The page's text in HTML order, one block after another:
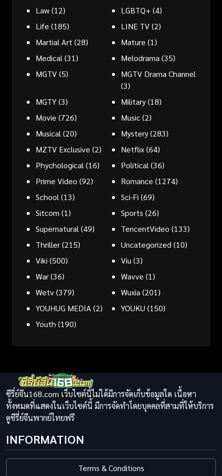
Law(12) LGBTQ+ (4)
Life (185) LINE TV(2)
Martial Art (28) Mature (1)
Medical (31) Melodrama (35)
MGTV(5)
MGTV Drama Channel
(3)
MGTY(3) Military(18)
Movie (726) Music(2)
Musical (20) Mystery(283)
MZTV Exclusive (2) Netflix(64)
Phychological (16) Political (36)
Prime Video (92) Romance (1274)
School (13) Sci-Fi (69)
Sitcom (1) Sports (26)
Supernatural (49) TencentVideo (133)
Thriller(215) Uncategorized (10)
Viki (500) Viu (3)
War(36) Wavve (1)
Wetv(379) Wuxia (201)
YOUHUG MEDIA (2) YOUKU (150)
Youth (190)
ซีรี่ย์จีน168.com เว็บไซต์นี้ไม่ได้มีการจัดเก็บข้อมูลใด เนื้อหา
ทั้งหมดที่แสดงในเว็บไซต์นี้ มีการจัดทำโดยบุคคลที่สามที่ให้บริการ
ดูซีรี่ย์จีนพากย์ไทยฟรี
INFORMATION
Terms & Conditions